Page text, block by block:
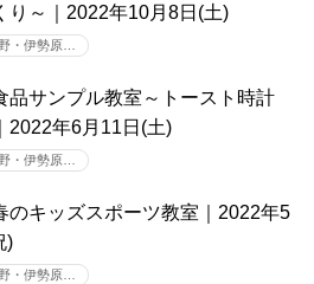
り～｜2022年10月8日(土)
・伊勢原…
品サンプル教室～トースト時計
2022年6月11日(土)
・伊勢原…
のキッズスポーツ教室｜2022年5
)
・伊勢原…